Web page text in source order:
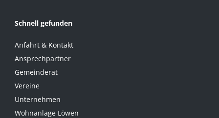
Schnell gefunden
Anfahrt & Kontakt
Ansprechpartner
Gemeinderat
Vereine
Unternehmen
Wohnanlage Löwen